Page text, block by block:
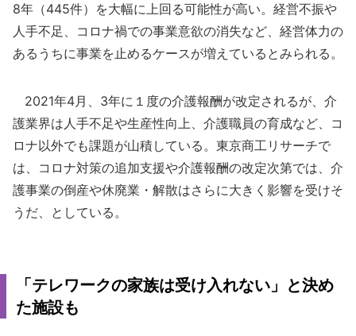
8年（445件）を大幅に上回る可能性が高い。経営不振や
人手不足、コロナ禍での事業意欲の消失など、経営体力の
あるうちに事業を止めるケースが増えているとみられる。
2021年4月、3年に１度の介護報酬が改定されるが、介
護業界は人手不足や生産性向上、介護職員の育成など、コ
ロナ以外でも課題が山積している。東京商工リサーチで
は、コロナ対策の追加支援や介護報酬の改定次第では、介
護事業の倒産や休廃業・解散はさらに大きく影響を受けそ
うだ、としている。
「テレワークの家族は受け入れない」と決め
た施設も